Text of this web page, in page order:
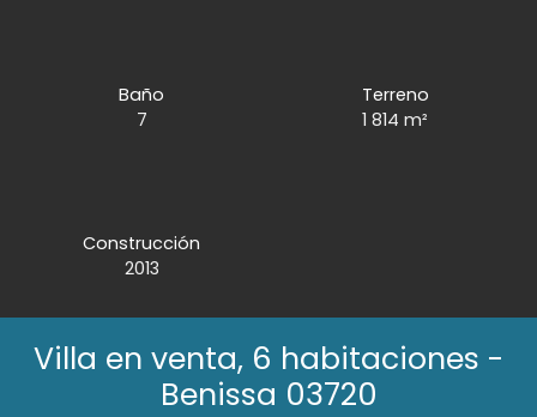
Baño
7
Terreno
1 814m²
Construcción
2013
Villa en venta, 6 habitaciones -
Benissa 03720